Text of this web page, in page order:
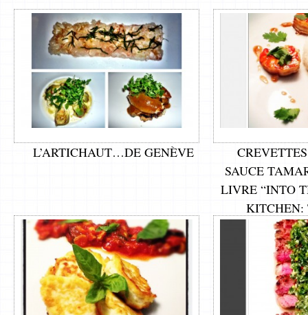
L’ARTICHAUT…DE GENÈVE
SAUCE
LIVRE “INTO
KITCHEN: